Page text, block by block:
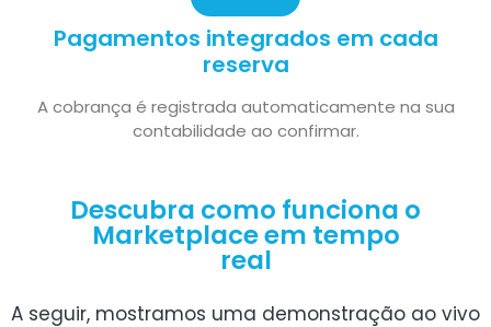
Pagamentos integrados em cada
reserva
A cobrança é registrada automaticamente na sua
contabilidade ao confirmar.
Descubra como funciona o
Marketplace em tempo
real
A seguir, mostramos uma demonstração ao vivo